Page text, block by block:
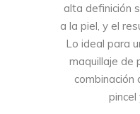
alta definición
a la piel, y el
Lo ideal para
maquillaje de
combinación